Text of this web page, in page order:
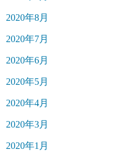
2020年8月
2020年7月
2020年6月
2020年5月
2020年4月
2020年3月
2020年1月